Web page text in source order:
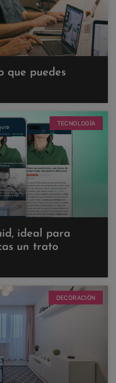
que puedes
TECNOLOGÍA
ideal para
un trato
DECORACIÓN